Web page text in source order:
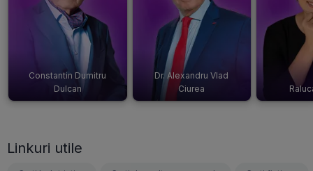
Constantin Dumitru
Dulcan
Dr. Alexandru Vlad
Ciurea
Linkuri utile